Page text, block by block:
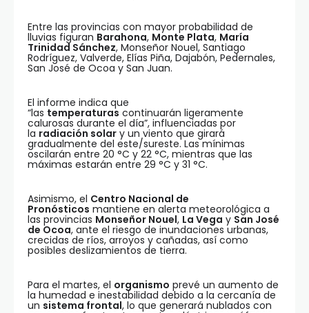
Entre las provincias con mayor probabilidad de
lluvias figuran Barahona, Monte Plata, María
Trinidad Sánchez, Monseñor Nouel, Santiago
Rodríguez, Valverde, Elías Piña, Dajabón, Pedernales,
San José de Ocoa y San Juan.
El informe indica que
“las temperaturas continuarán ligeramente
calurosas durante el día”, influenciadas por
la radiación solar y un viento que girará
gradualmente del este/sureste. Las mínimas
oscilarán entre 20 °C y 22 °C, mientras que las
máximas estarán entre 29 °C y 31 °C.
Asimismo, el Centro Nacional de
Pronósticos mantiene en alerta meteorológica a
las provincias Monseñor Nouel, La Vega y San José
de Ocoa, ante el riesgo de inundaciones urbanas,
crecidas de ríos, arroyos y cañadas, así como
posibles deslizamientos de tierra.
Para el martes, el organismo prevé un aumento de
la humedad e inestabilidad debido a la cercanía de
un sistema frontal, lo que generará nublados con